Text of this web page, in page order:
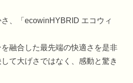
、「ecowinHYBRID エコウィ
融合した最先端の快適さを是非
て大げさではなく、感動と驚き